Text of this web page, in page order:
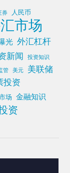
券 人民币
市场
光 外汇杠杆
新闻 投资知识
管 美元 美联储
投资
场 金融知识
资